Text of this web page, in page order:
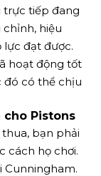
trực tiếp đang
chỉnh, hiệu
lực đạt được.
hoạt động tốt
đó có thể chịu
cho Pistons
bạn phải
cách họ chơi.
Cunningham.